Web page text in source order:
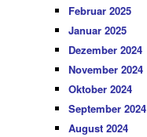
Februar 2025
Januar 2025
Dezember 2024
November 2024
Oktober 2024
September 2024
August 2024